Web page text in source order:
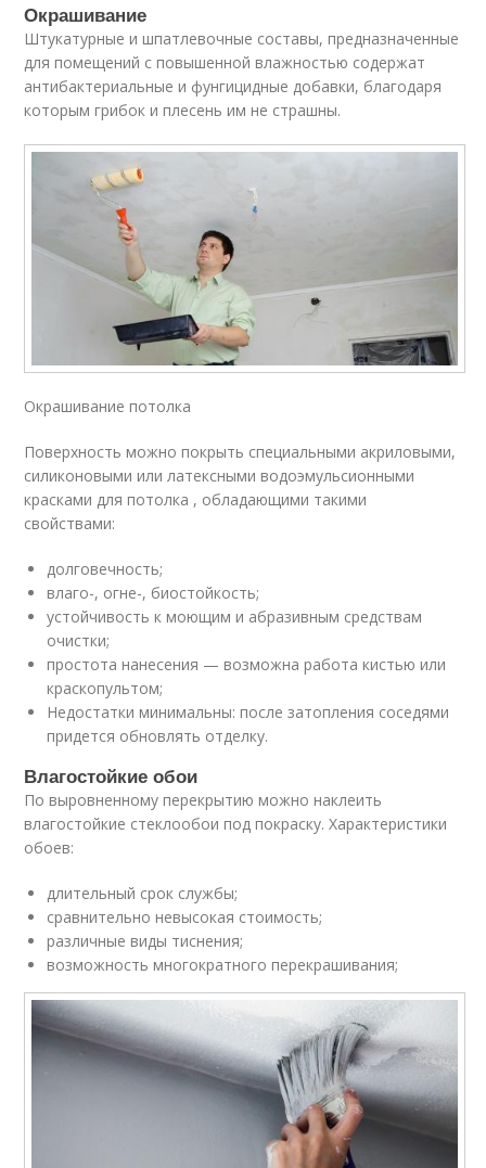
Окрашивание
Штукатурные и шпатлевочные составы, предназначенные
для помещений с повышенной влажностью содержат
антибактериальные и фунгицидные добавки, благодаря
которым грибок и плесень им не страшны.
Окрашивание потолка
Поверхность можно покрыть специальными акриловыми,
силиконовыми или латексными водоэмульсионными
красками для потолка , обладающими такими
свойствами:
долговечность;
влаго-, огне-, биостойкость;
устойчивость к моющим и абразивным средствам
очистки;
простота нанесения — возможна работа кистью или
краскопультом;
Недостатки минимальны: после затопления соседями
придется обновлять отделку.
Влагостойкие обои
По выровненному перекрытию можно наклеить
влагостойкие стеклообои под покраску. Характеристики
обоев:
длительный срок службы;
сравнительно невысокая стоимость;
различные виды тиснения;
возможность многократного перекрашивания;